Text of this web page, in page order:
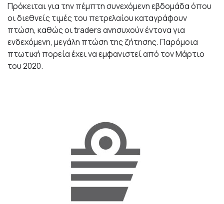
Πρόκειται για την πέμπτη συνεχόμενη εβδομάδα όπου
οι διεθνείς τιμές του πετρελαίου καταγράφουν
πτώση, καθώς οι traders ανησυχούν έντονα για
ενδεχόμενη, μεγάλη πτώση της ζήτησης. Παρόμοια
πτωτική πορεία έχει να εμφανιστεί από τον Μάρτιο
του 2020.